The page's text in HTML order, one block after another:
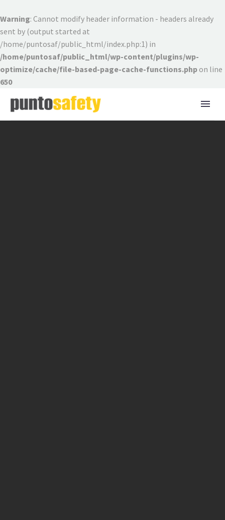
Warning: Cannot modify header information - headers already
sent by (output started at
/home/puntosaf/public_html/index.php:1) in
/home/puntosaf/public_html/wp-content/plugins/wp-
optimize/cache/file-based-page-cache-functions.php on line
650